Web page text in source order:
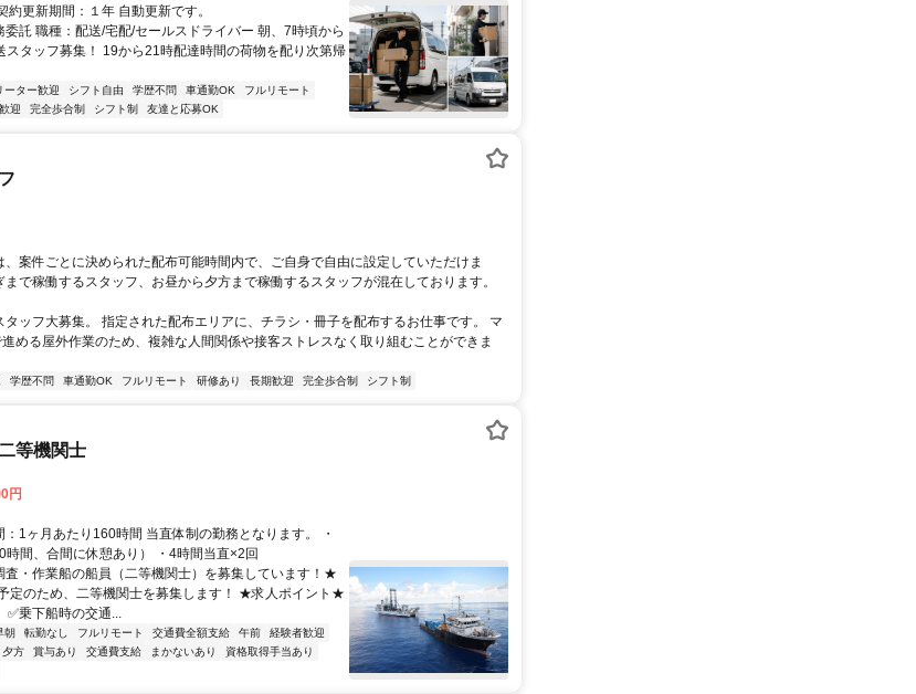
約更新期間：１年 自動更新です。
託 職種：配送/宅配/セールスドライバー 朝、7時頃から
スタッフ募集！ 19から21時配達時間の荷物を配り次第帰
ーター歓迎 シフト自由 学歴不問 車通勤OK
フルリモート
迎 完全歩合制 シフト制 友達と応募OK
案件ごとに決められた配布可能時間内で、ご自身で自由に設定していただけま
で稼働するスタッフ、お昼から夕方まで稼働するスタッフが混在しております。
ッフ大募集。 指定された配布エリアに、チラシ・冊子を配布するお仕事です。 マ
める屋外作業のため、複雑な人間関係や接客ストレスなく取り組むことができま
学歴不問 車通勤OK フルリモート 研修あり 長期歓迎 完全歩合制 シフト制
等機関士
円
1ヶ月あたり160時間 当直体制の勤務となります。 ・
時間、合間に休憩あり） ・4時間当直×2回
・作業船の船員（二等機関士）を募集しています！★
定のため、二等機関士を募集します！ ★求人ポイント★
✅乗下船時の交通...
朝 転勤なし フルリモート 交通費全額支給 午前
経験者歓迎
夕方 賞与あり 交通費支給 まかないあり
資格取得手当あり